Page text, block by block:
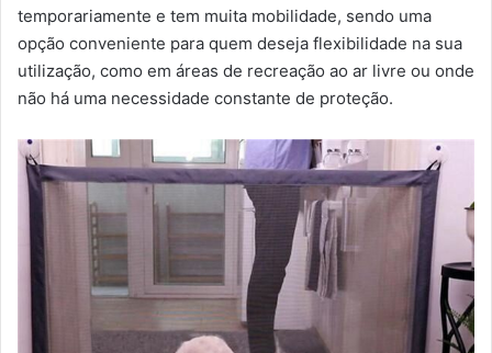
temporariamente e tem muita mobilidade, sendo uma
opção conveniente para quem deseja flexibilidade na sua
utilização, como em áreas de recreação ao ar livre ou onde
não há uma necessidade constante de proteção.